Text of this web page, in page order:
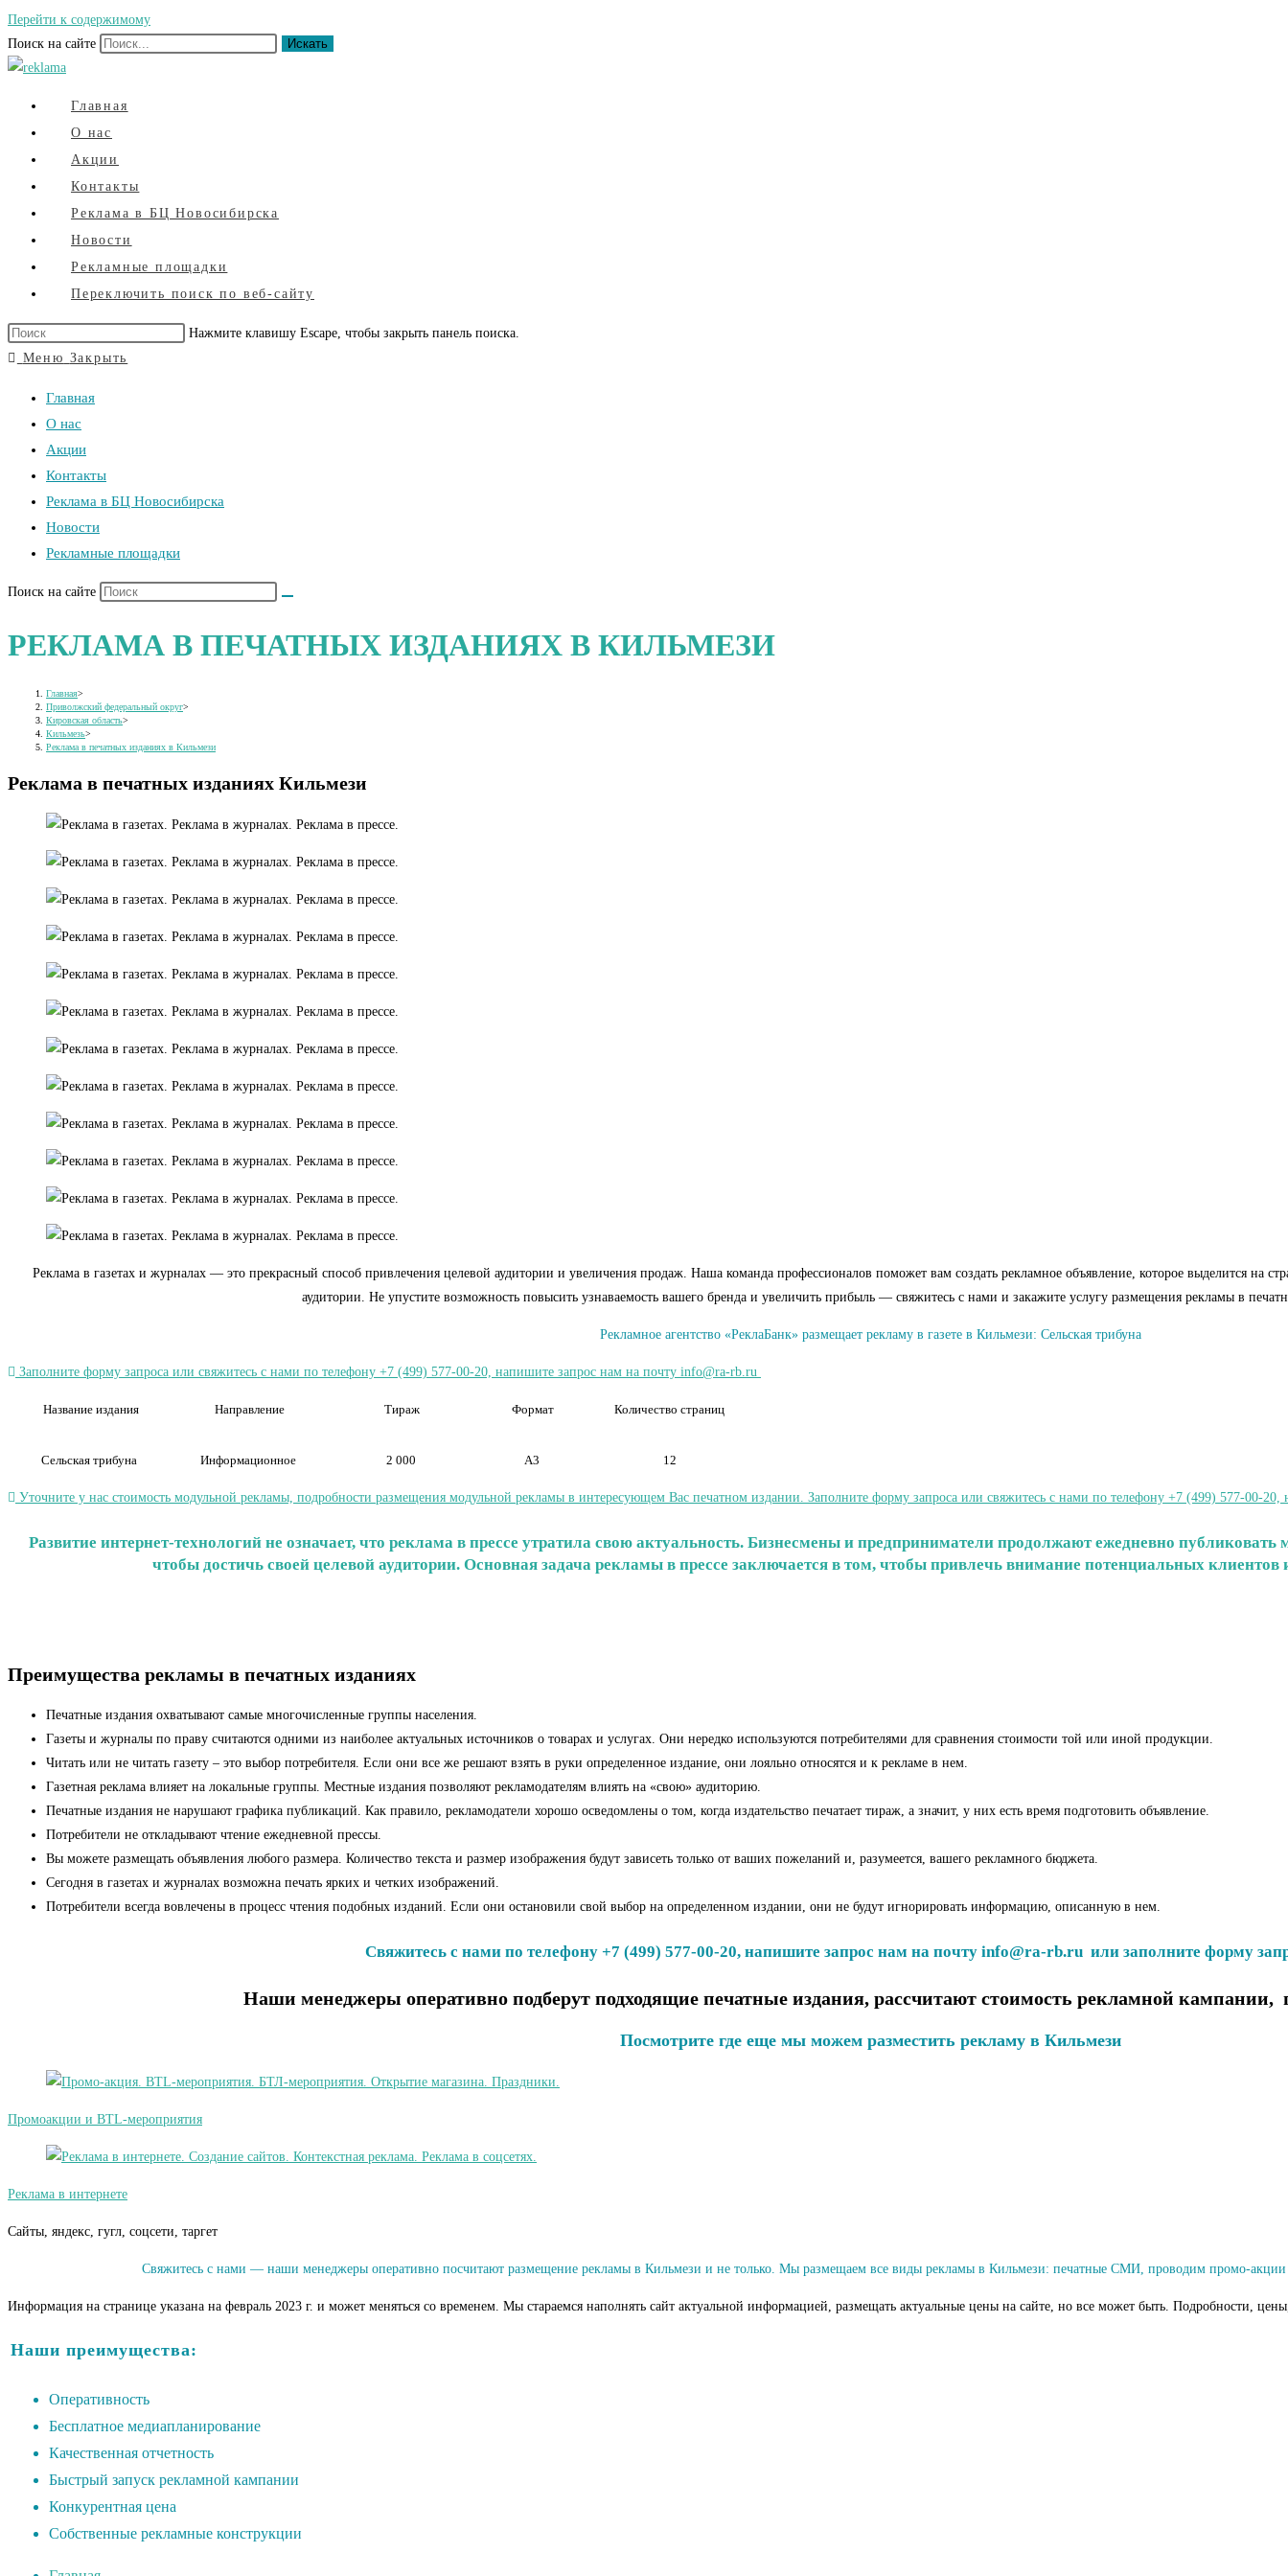
Перейти к содержимому
Поиск на сайте
Искать
Главная
О нас
Акции
Контакты
Реклама в БЦ Новосибирска
Новости
Рекламные площадки
Переключить поиск по веб-сайту
Нажмите клавишу Escape, чтобы закрыть панель поиска.
Меню Закрыть
Главная
О нас
Акции
Контакты
Реклама в БЦ Новосибирска
Новости
Рекламные площадки
Поиск на сайте
РЕКЛАМА В ПЕЧАТНЫХ ИЗДАНИЯХ В КИЛЬМЕЗИ
Главная>
Приволжский федеральный округ>
Кировская область>
Кильмезь>
Реклама в печатных изданиях в Кильмези
Реклама в печатных изданиях Кильмези
Реклама в газетах и журналах — это прекрасный способ привлечения целевой аудитории и увеличения продаж. Наша команда профессионалов поможет вам создать рекламное объявление, которое выделится на
аудитории. Не упустите возможность повысить узнаваемость вашего бренда и увеличить прибыль — свяжитесь с нами и закажите услугу размещения рекламы в
Рекламное агентство «РеклаБанк» размещает рекламу в газете в Кильмези: Сельская трибуна
Заполните форму запроса или свяжитесь с нами по телефону +7 (499) 577-00-20, напишите запрос нам на почту info@ra-rb.ru
Название издания Направление Тираж Формат Количество страниц
Сельская трибуна Информационное 2 000 А3 12
Уточните у нас стоимость модульной рекламы, подробности размещения модульной рекламы в интересующем Вас печатном издании. Заполните форму запроса или свяжитесь с нами по телефону +7 (499) 577-00-
Развитие интернет-технологий не означает, что реклама в прессе утратила свою актуальность. Бизнесмены и предприниматели продолжают ежедневно
чтобы достичь своей целевой аудитории. Основная задача рекламы в прессе заключается в том, чтобы привлечь внимание потенциальных клиентов
Преимущества рекламы в печатных изданиях
Печатные издания охватывают самые многочисленные группы населения.
Газеты и журналы по праву считаются одними из наиболее актуальных источников о товарах и услугах. Они нередко используются потребителями для сравнения стоимости той или иной продукции.
Читать или не читать газету – это выбор потребителя. Если они все же решают взять в руки определенное издание, они лояльно относятся и к рекламе в нем.
Газетная реклама влияет на локальные группы. Местные издания позволяют рекламодателям влиять на «свою» аудиторию.
Печатные издания не нарушают графика публикаций. Как правило, рекламодатели хорошо осведомлены о том, когда издательство печатает тираж, а значит, у них есть время подготовить объявление.
Потребители не откладывают чтение ежедневной прессы.
Вы можете размещать объявления любого размера. Количество текста и размер изображения будут зависеть только от ваших пожеланий и, разумеется, вашего рекламного бюджета.
Сегодня в газетах и журналах возможна печать ярких и четких изображений.
Потребители всегда вовлечены в процесс чтения подобных изданий. Если они остановили свой выбор на определенном издании, они не будут игнорировать информацию, описанную в нем.
Свяжитесь с нами по телефону +7 (499) 577-00-20, напишите запрос нам на почту info@ra-rb.ru или заполните форму
Наши менеджеры оперативно подберут подходящие печатные издания, рассчитают стоимость рекламной кампании,
Посмотрите где еще мы можем разместить рекламу в Кильмези
Промоакции и BTL-мероприятия
Реклама в интернете
Сайты, яндекс, гугл, соцсети, таргет
Свяжитесь с нами — наши менеджеры оперативно посчитают размещение рекламы в Кильмези и не только. Мы размещаем все виды рекламы в Кильмези: печатные СМИ, проводим промо-
Информация на странице указана на февраль 2023 г. и может меняться со временем. Мы стараемся наполнять сайт актуальной информацией, размещать актуальные цены на сайте, но все может быть. Подробности,
Наши преимущества:
Оперативность
Бесплатное медиапланирование
Качественная отчетность
Быстрый запуск рекламной кампании
Конкурентная цена
Собственные рекламные конструкции